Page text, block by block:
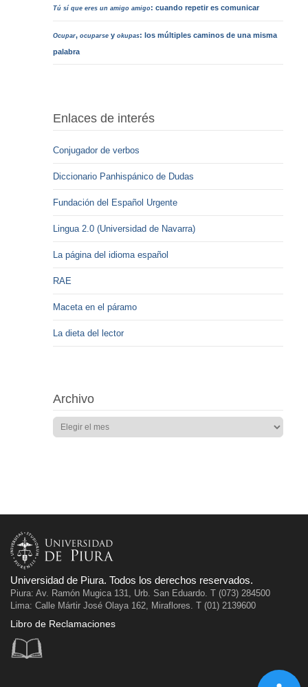
Tú sí que eres un amigo amigo: cuando repetir es comunicar
Ocupar,ocuparse yokupas: los múltiples caminos de una misma
palabra
Enlaces de interés
Conjugador de verbos
Diccionario Panhispánico de Dudas
Fundación del Español Urgente
Lingua 2.0 (Universidad de Navarra)
La página del idioma español
RAE
Maceta en el páramo
La dieta del lector
Archivo
Universidad de Piura. Todos los derechos reservados.
Piura: Av. Ramón Mugica 131, Urb. San Eduardo. T (073) 284500
Lima: Calle Mártir José Olaya 162, Miraflores. T (01) 2139600
Libro de Reclamaciones